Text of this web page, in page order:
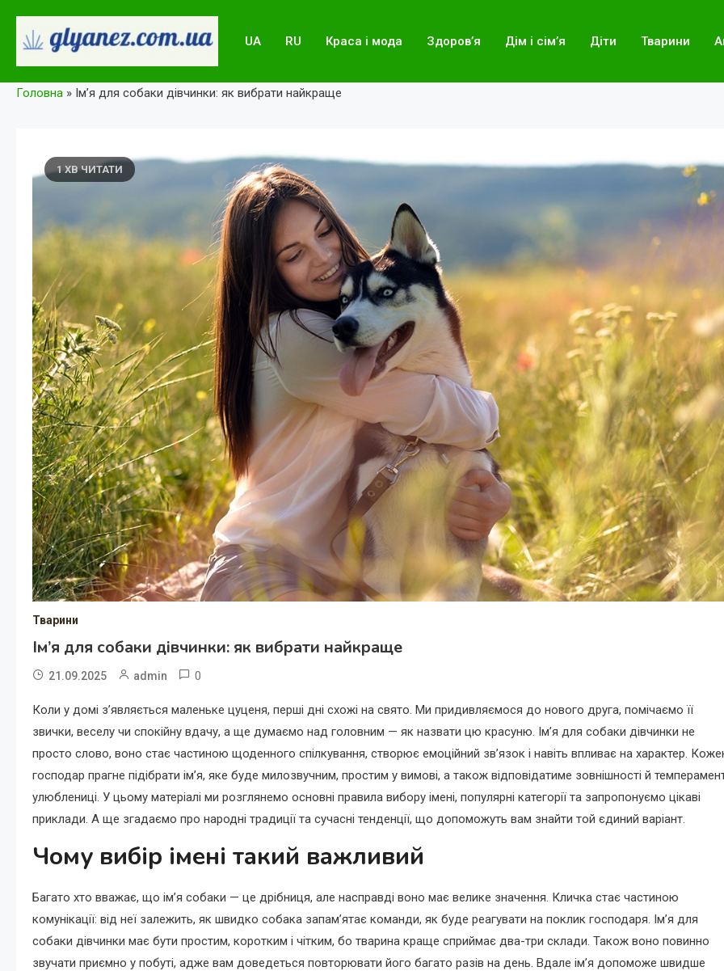
content
glyanez.com.ua
UA RU Краса і мода Здоров’я Дім і сім’я Діти Тварини
Головна » Ім’я для собаки дівчинки: як вибрати найкраще
1 ХВ ЧИТАТИ
Тварини
Ім’я для собаки дівчинки: як вибрати найкраще
21.09.2025 admin 0
Коли у домі з’являється маленьке цуценя, перші дні схожі на свято. Ми придивляємося до нового друга, помічаємо її
звички, веселу чи спокійну вдачу, а ще думаємо над головним — як назвати цю красуню. Ім’я для собаки дівчинки не
просто слово, воно стає частиною щоденного спілкування, створює емоційний зв’язок і навіть впливає на характер.
господар прагне підібрати ім’я, яке буде милозвучним, простим у вимові, а також відповідатиме зовнішності й
улюблениці. У цьому матеріалі ми розглянемо основні правила вибору імені, популярні категорії та запропонуємо цікаві
приклади. А ще згадаємо про народні традиції та сучасні тенденції, що допоможуть вам знайти той єдиний варіант.
Чому вибір імені такий важливий
Багато хто вважає, що ім’я собаки — це дрібниця, але насправді воно має велике значення. Кличка стає частиною
комунікації: від неї залежить, як швидко собака запам’ятає команди, як буде реагувати на поклик господаря. Ім’я для
собаки дівчинки має бути простим, коротким і чітким, бо тварина краще сприймає два-три склади. Також воно повинно
звучати приємно у побуті, адже вам доведеться повторювати його багато разів на день. Вдале ім’я допоможе швидше